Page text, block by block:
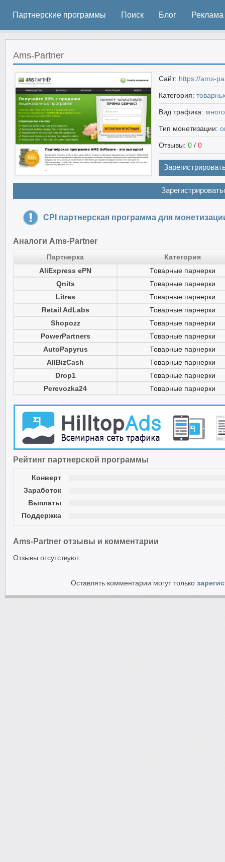
Партнерские программы Поиск Блог Реклама
Ams-Partner
Сайт: https://ams-
Категория:
Вид трафика:
Тип монетизации:
Отзывы: 0 / 0
CPI партнерская программа для
Аналоги Ams-Partner
Партнерка
Категория
AliExpress ePN
Товарные парнерки
Qnits
Товарные парнерки
Litres
Товарные парнерки
Retail AdLabs
Товарные парнерки
Shopozz
Товарные парнерки
PowerPartners
Товарные парнерки
AutoPapyrus
Товарные парнерки
AllBizCash
Товарные парнерки
Drop1
Товарные парнерки
Perevozka24
Товарные парнерки
Рейтинг партнерской программы
Конверт
Заработок
Выплаты
Поддержка
Ams-Partner отзывы и комментарии
Отзывы отсутствуют
Оставлять комментарии могут только